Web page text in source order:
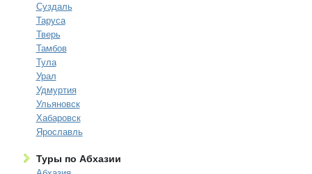
Суздаль
Таруса
Тверь
Тамбов
Тула
Урал
Удмуртия
Ульяновск
Хабаровск
Ярославль
Туры по Абхазии